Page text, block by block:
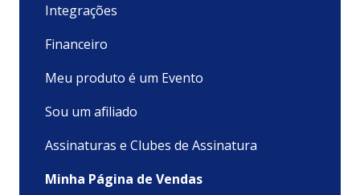
Integrações
Financeiro
Meu produto é um Evento
Sou um afiliado
Assinaturas e Clubes de Assinatura
Minha Página de Vendas